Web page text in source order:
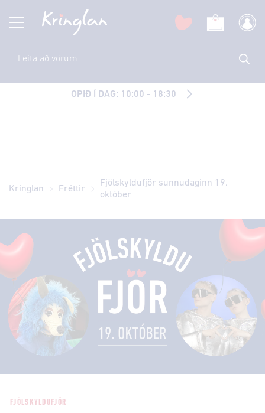
OPIÐ Í DAG: 10:00 - 18:30
Kringlan Fréttir
Fjölskyldufjör sunnudaginn 19.
október
FJÖLSKYLDUFJÖR